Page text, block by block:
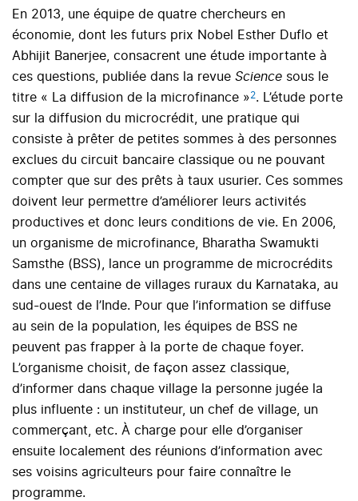
En 2013, une équipe de quatre chercheurs en
économie, dont les futurs prix Nobel Esther Duflo et
Abhijit Banerjee, consacrent une étude importante à
ces questions, publiée dans la revue Science sous le
titre « La diffusion de la microfinance »2. L’étude porte
sur la diffusion du microcrédit, une pratique qui
consiste à prêter de petites sommes à des personnes
exclues du circuit bancaire classique ou ne pouvant
compter que sur des prêts à taux usurier. Ces sommes
doivent leur permettre d’améliorer leurs activités
productives et donc leurs conditions de vie. En 2006,
un organisme de microfinance, Bharatha Swamukti
Samsthe (BSS), lance un programme de microcrédits
dans une centaine de villages ruraux du Karnataka, au
sud-ouest de l’Inde. Pour que l’information se diffuse
au sein de la population, les équipes de BSS ne
peuvent pas frapper à la porte de chaque foyer.
L’organisme choisit, de façon assez classique,
d’informer dans chaque village la personne jugée la
plus influente : un instituteur, un chef de village, un
commerçant, etc. À charge pour elle d’organiser
ensuite localement des réunions d’information avec
ses voisins agriculteurs pour faire connaître le
programme.